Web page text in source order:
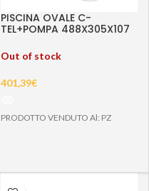
PISCINA OVALE C-
TEL+POMPA 488X305X107
Out of stock
401,39€
PRODOTTO VENDUTO Al: PZ